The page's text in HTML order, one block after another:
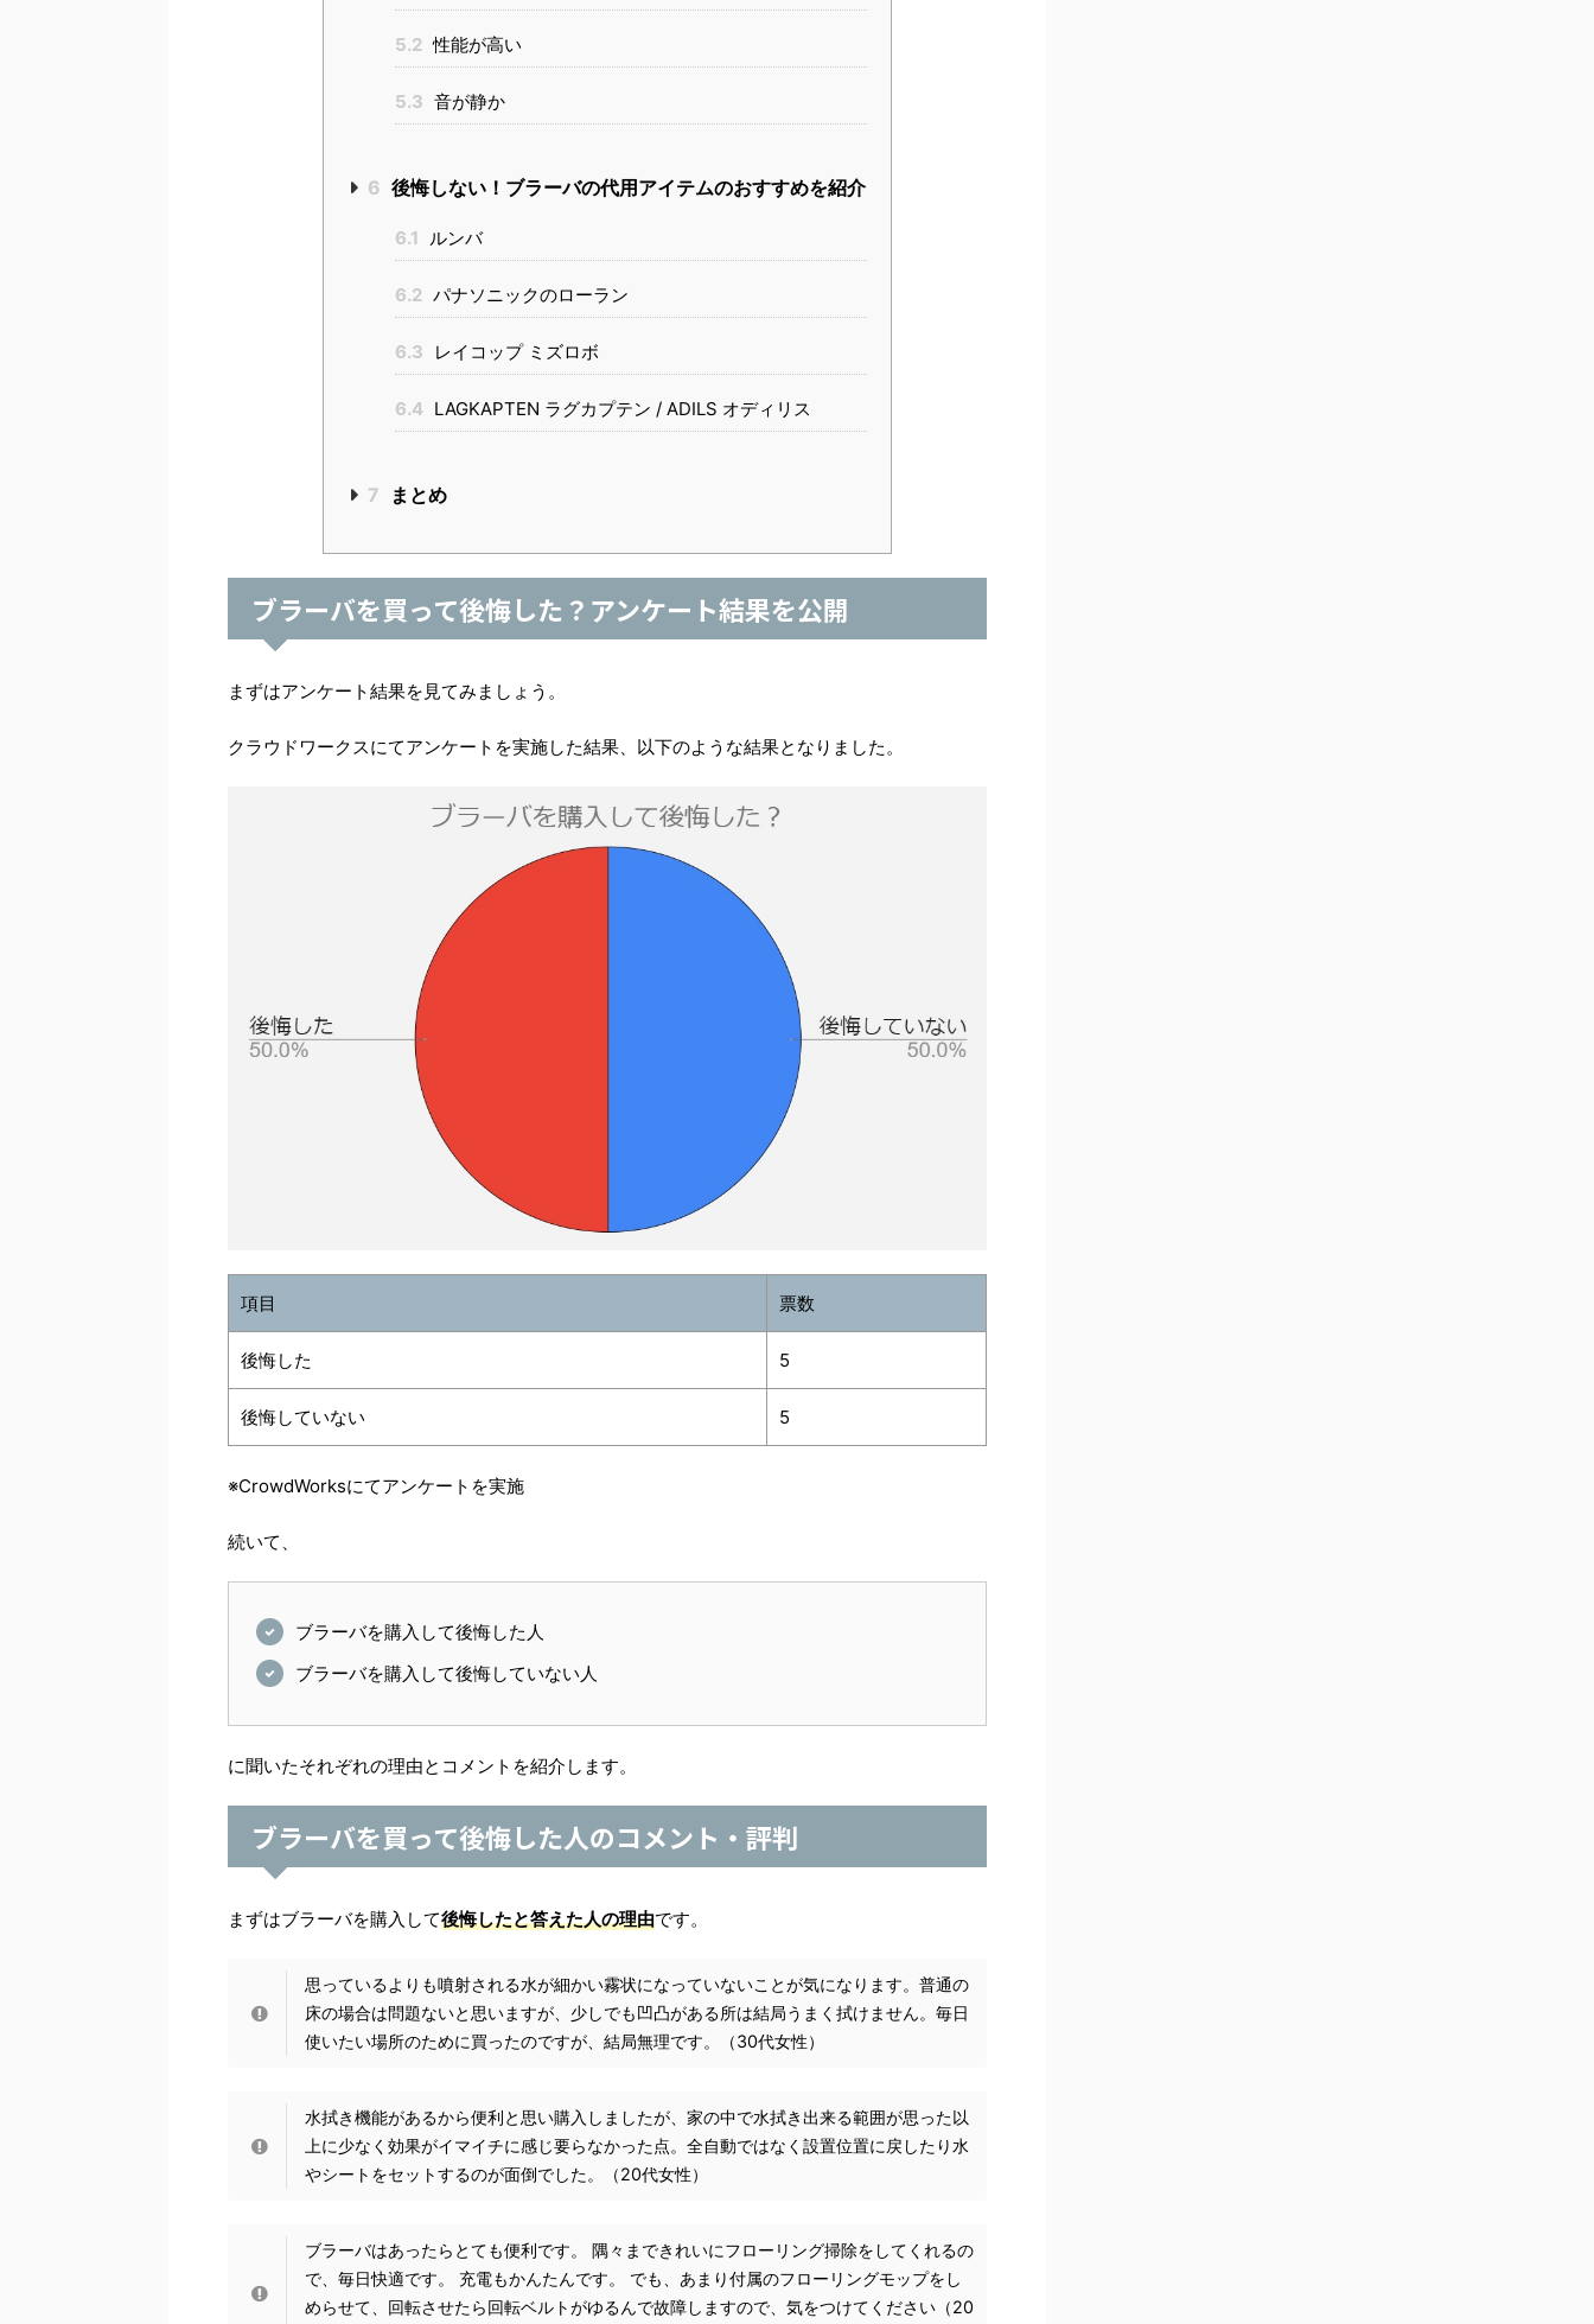
5.2 性能が高い
5.3 音が静か
6 後悔しない！ブラーバの代用アイテムのおすすめを紹介
6.1 ルンバ
6.2 パナソニックのローラン
6.3 レイコップ ミズロボ
6.4 LAGKAPTEN ラグカプテン / ADILS オディリス
7 まとめ
ブラーバを買って後悔した？アンケート結果を公開
まずはアンケート結果を見てみましょう。
クラウドワークスにてアンケートを実施した結果、以下のような結果となりました。
項目 票数
後悔した 5
後悔していない 5
※CrowdWorksにてアンケートを実施
続いて、
ブラーバを購入して後悔した人
ブラーバを購入して後悔していない人
に聞いたそれぞれの理由とコメントを紹介します。
ブラーバを買って後悔した人のコメント・評判
まずはブラーバを購入して後悔したと答えた人の理由です。
思っているよりも噴射される水が細かい霧状になっていないことが気になります。普通の
床の場合は問題ないと思いますが、少しでも凹凸がある所は結局うまく拭けません。毎日
使いたい場所のために買ったのですが、結局無理です。（30代女性）
水拭き機能があるから便利と思い購入しましたが、家の中で水拭き出来る範囲が思った以
上に少なく効果がイマイチに感じ要らなかった点。全自動ではなく設置位置に戻したり水
やシートをセットするのが面倒でした。（20代女性）
ブラーバはあったらとても便利です。 隅々まできれいにフローリング掃除をしてくれるの
で、毎日快適です。 充電もかんたんです。 でも、あまり付属のフローリングモップをし
めらせて、回転させたら回転ベルトがゆるんで故障しますので、気をつけてください（20